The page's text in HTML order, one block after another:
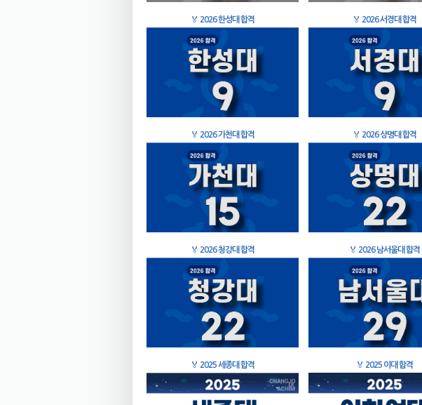
🏅 2026 한성대 합격 🏅 2026 서경대 합격
🏅 2026 가천대 합격 🏅 2026 상명대 합격
🏅 2026 청강대 합격 🏅 2026 남서울대 합격
🏅 2025 세종대 합격 🏅 2025 이대 합격